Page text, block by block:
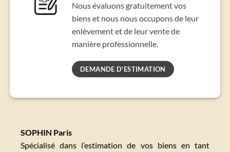
Nous évaluons gratuitement vos
biens et nous nous occupons de leur
enlèvement et de leur vente de
manière professionnelle.
DEMANDE D'ESTIMATION
SOPHIN Paris
Spécialisé dans l’estimation de vos biens en tant